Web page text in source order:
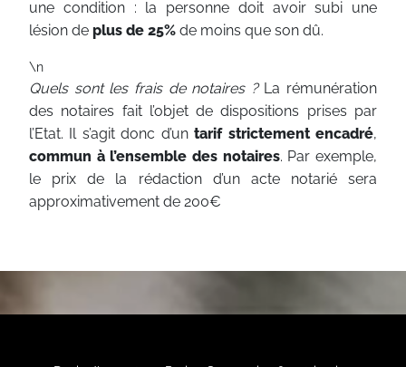
une condition : la personne doit avoir subi une
lésion de plus de 25% de moins que son dû.
\n
Quels sont les frais de notaires ?La rémunération
des notaires fait l’objet de dispositions prises par
l’Etat. Il s’agit donc d’untarif strictement encadré,
commun à l’ensemble des notaires. Par exemple,
le prix de la rédaction d’un acte notarié sera
approximativement de 200€